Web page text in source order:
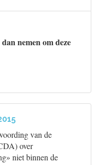
nemen om deze
van de
over
niet binnen de